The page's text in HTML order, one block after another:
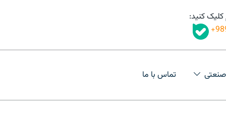
کلیک کنید:
تماس با ما